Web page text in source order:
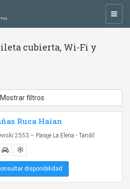
cubierta, Wi-Fi y
filtros
Ruca Haian
2553 – Paraje La Elena - Tandil
disponibilidad